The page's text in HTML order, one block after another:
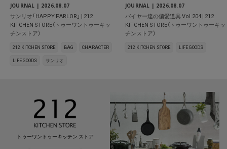
JOURNAL | 2026.08.07
サンリオ「HAPPY PARLOR」 | 212
KITCHEN STORE（トゥーワントゥーキッ
チンストア）
212 KITCHEN STORE BAG
CHARACTER
LIFE GOODS
サンリオ
JOURNAL | 2026.08.07
バイヤー達の偏愛道具 Vol.204 | 212
KITCHEN STORE（トゥーワントゥーキッ
チンストア）
212 KITCHEN STORE LIFE GOODS
トゥーワントゥーキッチン ストア